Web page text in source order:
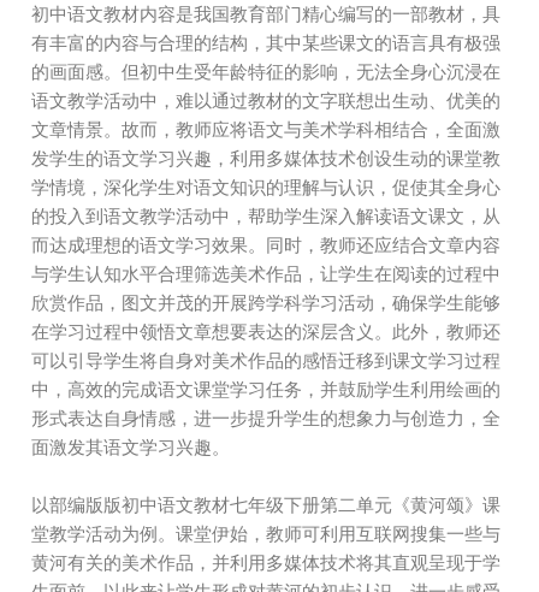
初中语文教材内容是我国教育部门精心编写的一部教材，具
有丰富的内容与合理的结构，其中某些课文的语言具有极强
的画面感。但初中生受年龄特征的影响，无法全身心沉浸在
语文教学活动中，难以通过教材的文字联想出生动、优美的
文章情景。故而，教师应将语文与美术学科相结合，全面激
发学生的语文学习兴趣，利用多媒体技术创设生动的课堂教
学情境，深化学生对语文知识的理解与认识，促使其全身心
的投入到语文教学活动中，帮助学生深入解读语文课文，从
而达成理想的语文学习效果。同时，教师还应结合文章内容
与学生认知水平合理筛选美术作品，让学生在阅读的过程中
欣赏作品，图文并茂的开展跨学科学习活动，确保学生能够
在学习过程中领悟文章想要表达的深层含义。此外，教师还
可以引导学生将自身对美术作品的感悟迁移到课文学习过程
中，高效的完成语文课堂学习任务，并鼓励学生利用绘画的
形式表达自身情感，进一步提升学生的想象力与创造力，全
面激发其语文学习兴趣。
以部编版版初中语文教材七年级下册第二单元《黄河颂》课
堂教学活动为例。课堂伊始，教师可利用互联网搜集一些与
黄河有关的美术作品，并利用多媒体技术将其直观呈现于学